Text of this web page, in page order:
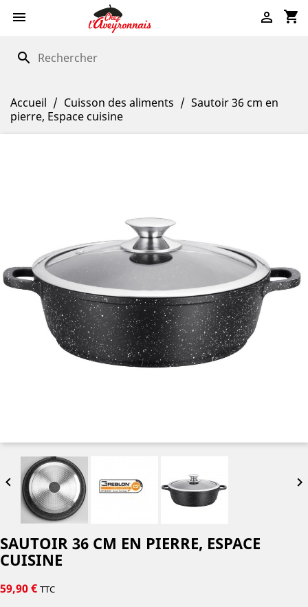
 shopping_cart

search
Accueil Cuisson des aliments
Sautoir 36 cm en
pierre, Espace cuisine
 
SAUTOIR 36 CM EN PIERRE, ESPACE
CUISINE
59,90 € TTC